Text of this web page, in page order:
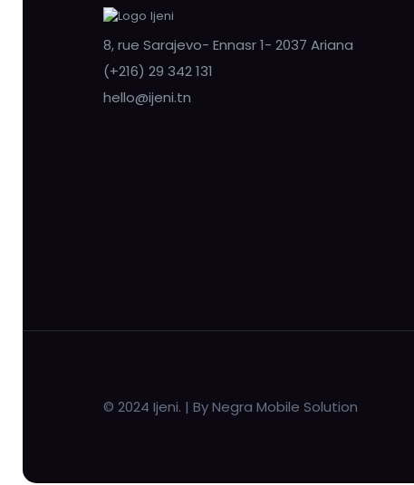
8, rue Sarajevo- Ennasr 1- 2037 Ariana
(+216) 29 342 131
hello@ijeni.tn
© 2024 Ijeni. | By Negra Mobile Solution